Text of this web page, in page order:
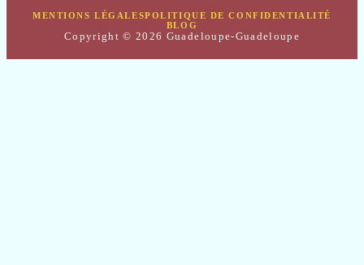
MENTIONS LÉGALESPOLITIQUE DE CONFIDENTIALITÉ
BLOG
Copyright © 2026 Guadeloupe-Guadeloupe